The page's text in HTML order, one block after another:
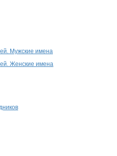
Мужские имена
Женские имена